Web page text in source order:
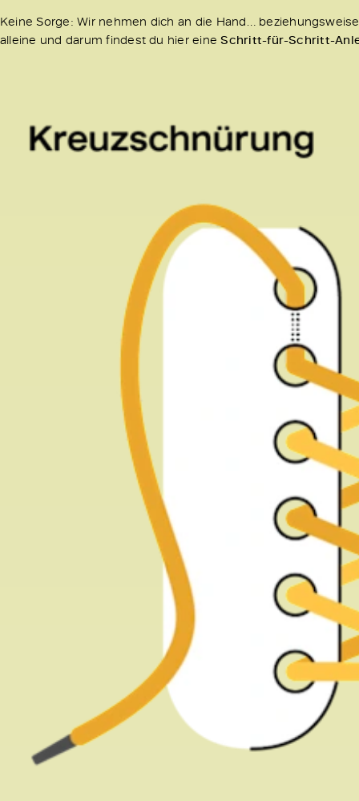
Keine Sorge: Wir nehmen dich an die Hand…
alleine und darum findest du hier eineSchritt-für-Schritt-